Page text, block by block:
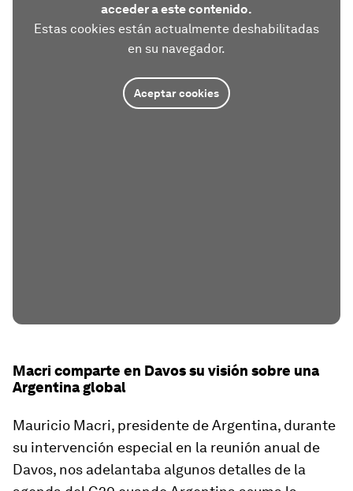
acceder a este contenido.
Estas cookies están actualmente deshabilitadas
en su navegador.
Aceptar cookies
Macri comparte en Davos su visión sobre una
Argentina global
Mauricio Macri, presidente de Argentina, durante
su intervención especial en la reunión anual de
Davos, nos adelantaba algunos detalles de la